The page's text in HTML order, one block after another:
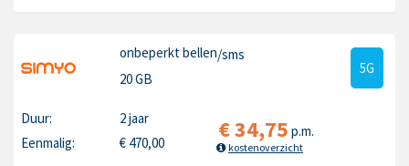
onbeperkt bellen/sms
20 GB
5G
Duur:
2 jaar
Eenmalig:
€ 470,00 €34,75 p.m.
kostenoverzicht